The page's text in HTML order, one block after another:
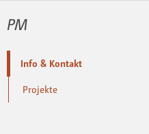
PM
Info & Kontakt
Projekte